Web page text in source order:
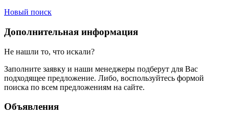
Новый поиск
Дополнительная информация
Не нашли то, что искали?
Заполните заявку и наши менеджеры подберут для Вас
подходящее предложение. Либо, воспользуйтесь формой
поиска по всем предложениям на сайте.
Объявления